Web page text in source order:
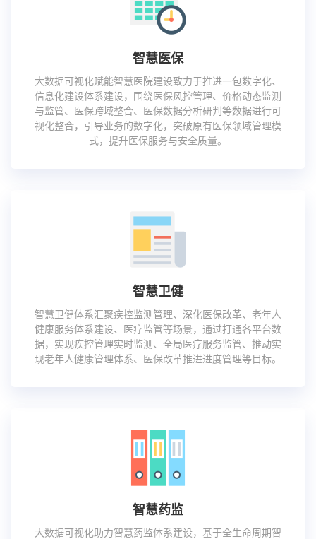
智慧医保
大数据可视化赋能智慧医院建设致力于推进一包数字化、
信息化建设体系建设，围绕医保风控管理、价格动态监测
与监管、医保跨域整合、医保数据分析研判等数据进行可
视化整合，引导业务的数字化，突破原有医保领域管理模
式，提升医保服务与安全质量。
智慧卫健
智慧卫健体系汇聚疾控监测管理、深化医保改革、老年人
健康服务体系建设、医疗监管等场景，通过打通各平台数
据，实现疾控管理实时监测、全局医疗服务监管、推动实
现老年人健康管理体系、医保改革推进进度管理等目标。
智慧药监
大数据可视化助力智慧药监体系建设，基于全生命周期智